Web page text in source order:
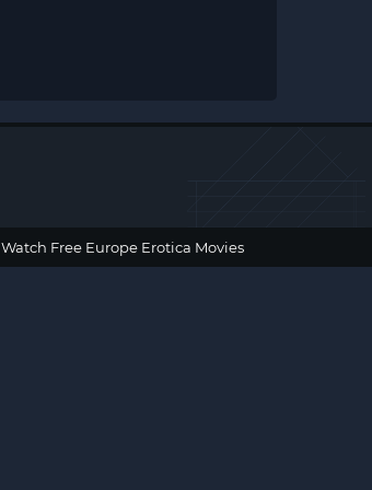
Watch Free Europe Erotica Movies